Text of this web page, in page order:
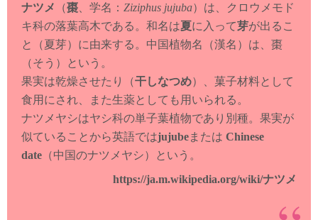
ナツメ （棗 、学名： Ziziphus jujuba）は、クロウメモド
キ科の落葉高木である。和名は夏に入って芽が出るこ
と（夏芽）に由来する。中国植物名（漢名）は、棗
（そう）という。
果実は乾燥させたり（干しなつめ）、菓子材料として
食用にされ、また生薬としても用いられる。
ナツメヤシはヤシ科の単子葉植物であり別種。果実が
似ていることから英語ではjujubeまたは Chinese
date （中国のナツメヤシ）という。
https://ja.m.wikipedia.org/wiki/ナツメ